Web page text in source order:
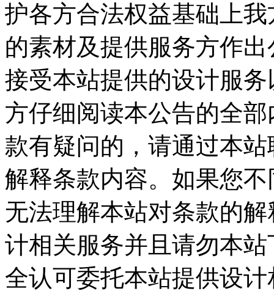
护各方合法权益基础上
的素材及提供服务方作
接受本站提供的设计服
方仔细阅读本公告的全
款有疑问的，请通过本
解释条款内容。如果您
无法理解本站对条款的
计相关服务并且请勿本
全认可委托本站提供设